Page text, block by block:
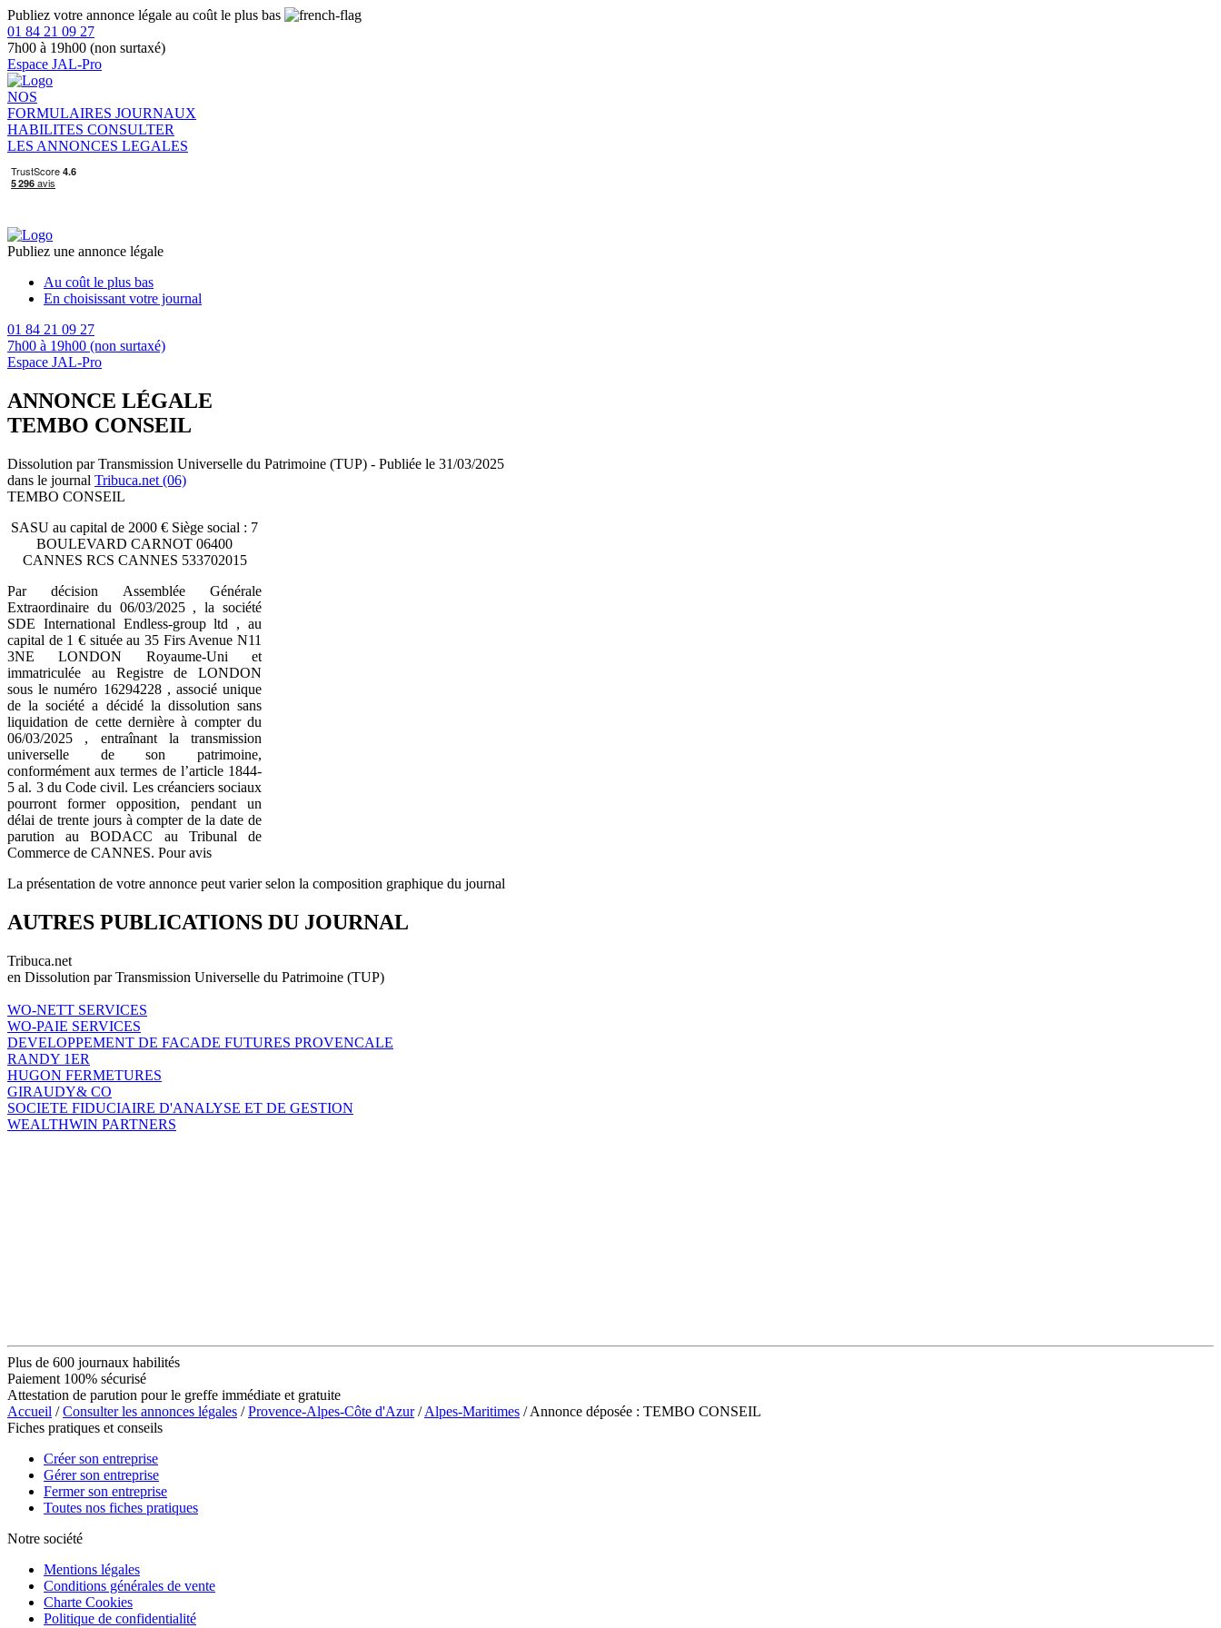
Publiez votre annonce légale au coût le plus bas
01 84 21 09 27
7h00 à 19h00 (non surtaxé)
Espace JAL-Pro
NOS
FORMULAIRES JOURNAUX
HABILITES CONSULTER
LES ANNONCES LEGALES
Publiez une annonce légale
Au coût le plus bas
En choisissant votre journal
01 84 21 09 27
7h00 à 19h00 (non surtaxé)
Espace JAL-Pro
ANNONCE LÉGALE
TEMBO CONSEIL
Dissolution par Transmission Universelle du Patrimoine (TUP) - Publiée le 31/03/2025
dans le journal Tribuca.net (06)
TEMBO CONSEIL
SASU au capital de 2000 € Siège social : 7
BOULEVARD CARNOT 06400
CANNES RCS CANNES 533702015
Par décision Assemblée Générale
Extraordinaire du 06/03/2025 , la société
SDE International Endless-group ltd , au
capital de 1 € située au 35 Firs Avenue N11
3NE LONDON Royaume-Uni et
immatriculée au Registre de LONDON
sous le numéro 16294228 , associé unique
de la société a décidé la dissolution sans
liquidation de cette dernière à compter du
06/03/2025 , entraînant la transmission
universelle de son patrimoine,
conformément aux termes de l’article 1844-
5 al. 3 du Code civil. Les créanciers sociaux
pourront former opposition, pendant un
délai de trente jours à compter de la date de
parution au BODACC au Tribunal de
Commerce de CANNES. Pour avis
La présentation de votre annonce peut varier selon la composition graphique du journal
AUTRES PUBLICATIONS DU JOURNAL
Tribuca.net
en Dissolution par Transmission Universelle du Patrimoine (TUP)
WO-NETT SERVICES
WO-PAIE SERVICES
DEVELOPPEMENT DE FACADE FUTURES PROVENCALE
RANDY 1ER
HUGON FERMETURES
GIRAUDY& CO
SOCIETE FIDUCIAIRE D'ANALYSE ET DE GESTION
WEALTHWIN PARTNERS
Plus de 600 journaux habilités
Paiement 100% sécurisé
Attestation de parution pour le greffe immédiate et gratuite
Accueil /Consulter les annonces légales /Provence-Alpes-Côte d'Azur/Alpes-Maritimes / Annonce déposée : TEMBO CONSEIL
Fiches pratiques et conseils
Créer son entreprise
Gérer son entreprise
Fermer son entreprise
Toutes nos fiches pratiques
Notre société
Mentions légales
Conditions générales de vente
Charte Cookies
Politique de confidentialité